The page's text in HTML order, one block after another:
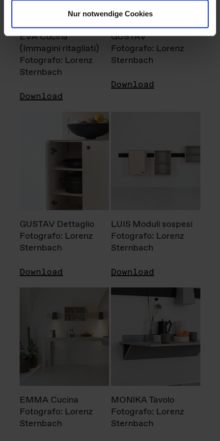
Nur notwendige Cookies
EVA Cucina
(Immagini ritagliati)
Fotografo: Lorenz
Sternbach
Download
GUSTAV
Fotografo: Lorenz
Sternbach
Download
GUSTAV Dettaglio
Fotografo: Lorenz
Sternbach
Download
LUIS Moduli sospesi
Fotografo: Lorenz
Sternbach
Download
EMMA Cucina
Fotografo: Lorenz
Sternbach
MONIKA Tavolo
Fotografo: Lorenz
Sternbach